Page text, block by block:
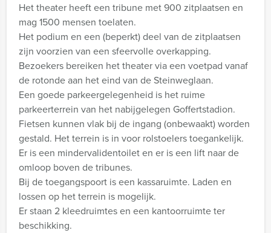
Het theater heeft een tribune met 900 zitplaatsen en
mag 1500 mensen toelaten.
Het podium en een (beperkt) deel van de zitplaatsen
zijn voorzien van een sfeervolle overkapping.
Bezoekers bereiken het theater via een voetpad vanaf
de rotonde aan het eind van de Steinweglaan.
Een goede parkeergelegenheid is het ruime
parkeerterrein van het nabijgelegen Goffertstadion.
Fietsen kunnen vlak bij de ingang (onbewaakt) worden
gestald. Het terrein is in voor rolstoelers toegankelijk.
Er is een mindervalidentoilet en er is een lift naar de
omloop boven de tribunes.
Bij de toegangspoort is een kassaruimte. Laden en
lossen op het terrein is mogelijk.
Er staan 2 kleedruimtes en een kantoorruimte ter
beschikking.